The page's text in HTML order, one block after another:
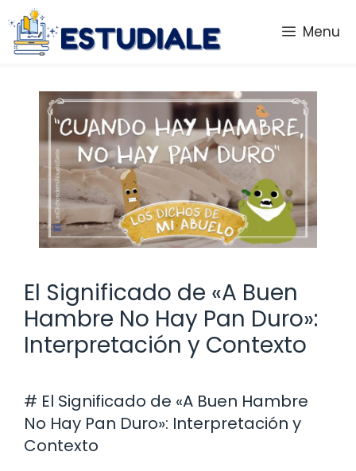
Saltar
al
contenido
Menu
El Significado de «A Buen
Hambre No Hay Pan Duro»:
Interpretación y Contexto
# El Significado de «A Buen Hambre
No Hay Pan Duro»: Interpretación y
Contexto